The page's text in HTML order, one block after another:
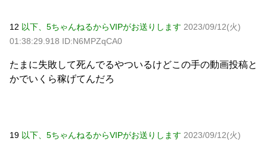
12 以下、5ちゃんねるからVIPがお送りします 2023/09/12(火)
01:38:29.918 ID:N6MPZqCA0
たまに失敗して死んでるやついるけどこの手の動画投稿と
かでいくら稼げてんだろ
19 以下、5ちゃんねるからVIPがお送りします 2023/09/12(火)